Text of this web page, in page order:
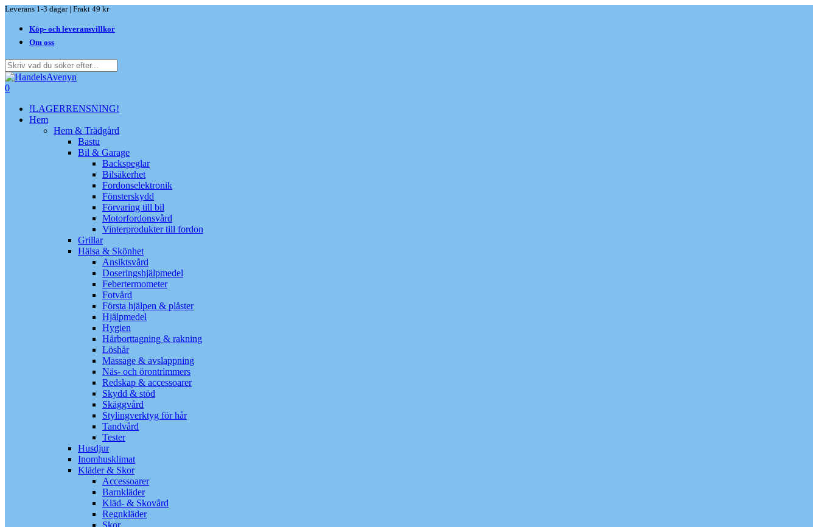
Skip
main
content
Leverans 1-3 dagar | Frakt 49 kr
Köp- och leveransvillkor
Om oss
Close
Search
search
0
!LAGERRENSNING!
Hem
Hem & Trädgård
Bastu
Bil & Garage
Backspeglar
Bilsäkerhet
Fordonselektronik
Fönsterskydd
Förvaring till bil
Motorfordonsvård
Vinterprodukter till fordon
Grillar
Hälsa & Skönhet
Ansiktsvård
Doseringshjälpmedel
Febertermometer
Fotvård
Första hjälpen & plåster
Hjälpmedel
Hygien
Hårborttagning & rakning
Löshår
Massage & avslappning
Näs- och örontrimmers
Redskap & accessoarer
Skydd & stöd
Skäggvård
Stylingverktyg för hår
Tandvård
Tester
Husdjur
Inomhusklimat
Kläder & Skor
Accessoarer
Barnkläder
Kläd- & Skovård
Regnkläder
Skor